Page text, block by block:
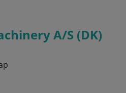
A/S (DK)